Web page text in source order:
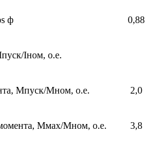
ф 0,88
Iном, о.е.
Мпуск/Мном, о.е. 2,0
Ммах/Мном, о.е. 3,8